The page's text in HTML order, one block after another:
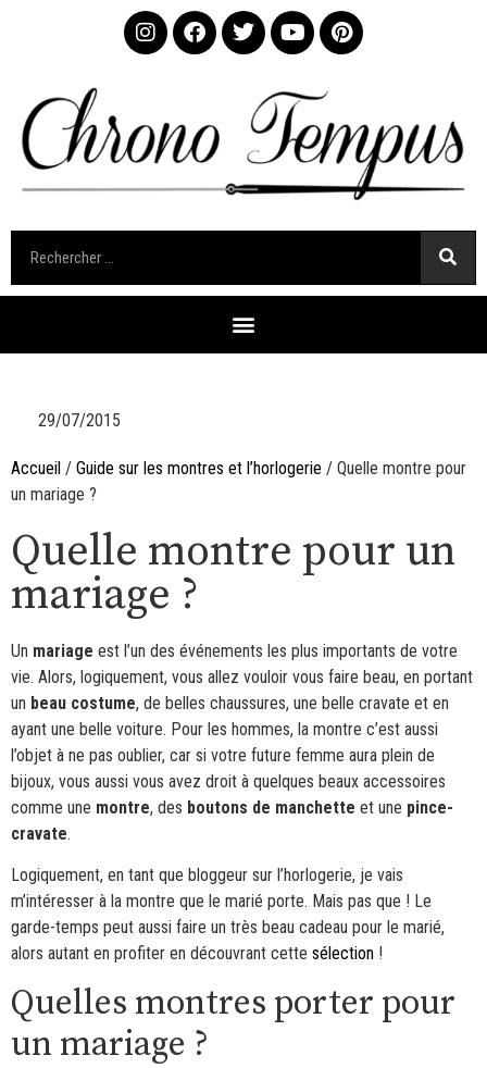
29/07/2015
Accueil / Guide sur les montres et l’horlogerie / Quelle montre pour
un mariage ?
Quelle montre pour un
mariage ?
Un mariage est l’un des événements les plus importants de votre
vie. Alors, logiquement, vous allez vouloir vous faire beau, en portant
un beau costume, de belles chaussures, une belle cravate et en
ayant une belle voiture. Pour les hommes, la montre c’est aussi
l’objet à ne pas oublier, car si votre future femme aura plein de
bijoux, vous aussi vous avez droit à quelques beaux accessoires
comme une montre, des boutons de manchette et une pince-
cravate.
Logiquement, en tant que bloggeur sur l’horlogerie, je vais
m’intéresser à la montre que le marié porte. Mais pas que ! Le
garde-temps peut aussi faire un très beau cadeau pour le marié,
alors autant en profiter en découvrant cette sélection !
Quelles montres porter pour
un mariage ?